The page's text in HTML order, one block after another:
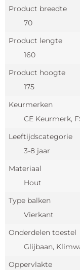
Product breedte
70
Product lengte
160
Product hoogte
175
Keurmerken
CE Keurmerk,
Leeftijdscategorie
3-8 jaar
Materiaal
Hout
Type balken
Vierkant
Onderdelen toestel
Glijbaan,
Oppervlakte